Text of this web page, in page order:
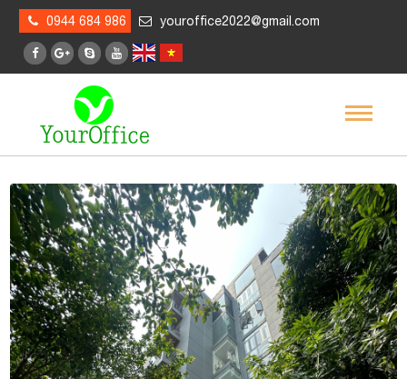
0944 684 986 youroffice2022@gmail.com